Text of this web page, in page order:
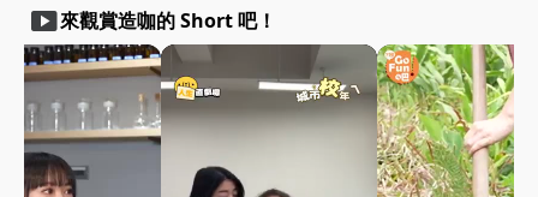
smart_display來觀賞造咖的 Short 吧！